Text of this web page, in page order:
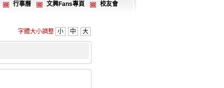
行事曆 文興Fans專頁 校友會
字體大小調整 小 中 大